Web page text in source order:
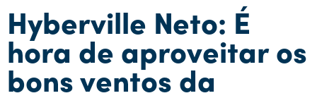
Hyberville Neto: É
hora de aproveitar os
bons ventos da